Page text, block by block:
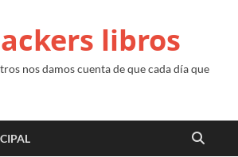
libros
nos damos cuenta de que cada día que